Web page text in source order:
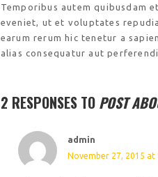
Temporibus autem quibusdam
eveniet, ut et voluptates
earum rerum hic tenetur a
alias consequatur aut
2 RESPONSES TO POST
admin
November 27, 2015 at